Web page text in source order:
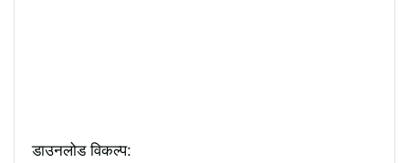
डाउनलोड विकल्प: